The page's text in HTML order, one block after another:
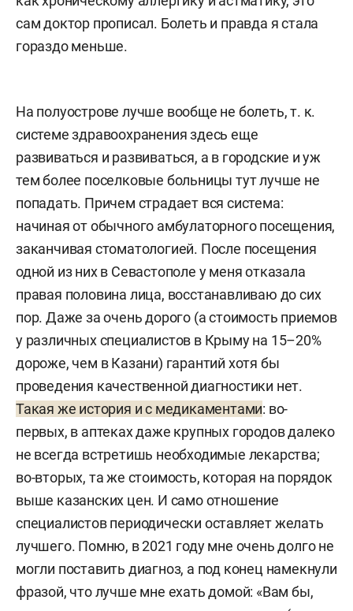
сам доктор прописал. Болеть и правда я стала
гораздо меньше.
На полуострове лучше вообще не болеть, т. к.
системе здравоохранения здесь еще
развиваться и развиваться, а в городские и уж
тем более поселковые больницы тут лучше не
попадать. Причем страдает вся система:
начиная от обычного амбулаторного посещения,
заканчивая стоматологией. После посещения
одной из них в Севастополе у меня отказала
правая половина лица, восстанавливаю до сих
пор. Даже за очень дорого (а стоимость приемов
у различных специалистов в Крыму на 15–20%
дороже, чем в Казани) гарантий хотя бы
проведения качественной диагностики нет.
Такая же история и с медикаментами: во-
первых, в аптеках даже крупных городов далеко
не всегда встретишь необходимые лекарства;
во-вторых, та же стоимость, которая на порядок
выше казанских цен. И само отношение
специалистов периодически оставляет желать
лучшего. Помню, в 2021 году мне очень долго не
могли поставить диагноз, а под конец намекнули
фразой, что лучше мне ехать домой: «Вам бы,